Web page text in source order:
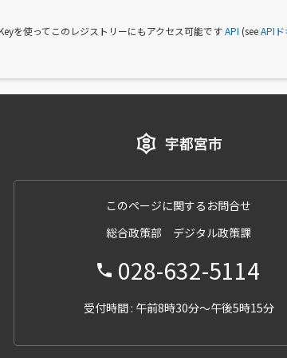
を使ってこのレジストリーにもアクセス可能ですAPI (seeAPI
このページに関するお問合せ
総合政策部 デジタル政策課
028-632-5114
受付時間 : 午前8時30分～午後5時15分